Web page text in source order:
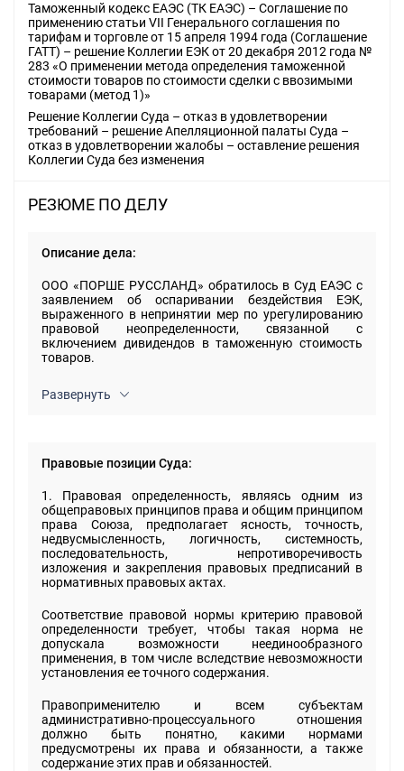
Таможенный кодекс ЕАЭС (ТК ЕАЭС) – Соглашение по
применению статьи VII Генерального соглашения по
тарифам и торговле от 15 апреля 1994 года (Соглашение
ГАТТ) – решение Коллегии ЕЭК от 20 декабря 2012 года №
283 «О применении метода определения таможенной
стоимости товаров по стоимости сделки с ввозимыми
товарами (метод 1)»
Решение Коллегии Суда – отказ в удовлетворении
требований – решение Апелляционной палаты Суда –
отказ в удовлетворении жалобы – оставление решения
Коллегии Суда без изменения
РЕЗЮМЕ ПО ДЕЛУ
Описание дела:
ООО «ПОРШЕ РУССЛАНД» обратилось в Суд ЕАЭС с
заявлением об оспаривании бездействия ЕЭК,
выраженного в непринятии мер по урегулированию
правовой неопределенности, связанной с
включением дивидендов в таможенную стоимость
товаров.
Развернуть
Правовые позиции Суда:
1. Правовая определенность, являясь одним из
общеправовых принципов права и общим принципом
права Союза, предполагает ясность, точность,
недвусмысленность, логичность, системность,
последовательность, непротиворечивость
изложения и закрепления правовых предписаний в
нормативных правовых актах.
Соответствие правовой нормы критерию правовой
определенности требует, чтобы такая норма не
допускала возможности неединообразного
применения, в том числе вследствие невозможности
установления ее точного содержания.
Правоприменителю и всем субъектам
административно-процессуального отношения
должно быть понятно, какими нормами
предусмотрены их права и обязанности, а также
содержание этих прав и обязанностей.